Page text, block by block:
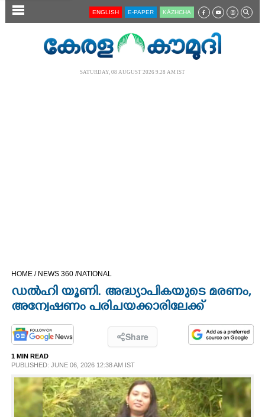
SECTIONS
CINEMA
OPINION
PHOTOS
LIFESTYLE
SPIRITUAL
ENGLISH E-PAPER KĀZHCHA
SATURDAY, 08 AUGUST 2026 9.28 AM IST
HOME / NEWS 360 /NATIONAL
ഡൽഹി യൂണി. അദ്ധ്യാപികയുടെ മരണം,
അന്വേഷണം പരിചയക്കാരിലേക്ക്
Share
1 MIN READ
PUBLISHED: JUNE 06, 2026 12:38 AM IST